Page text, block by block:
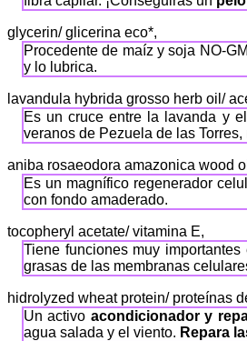
glycerin/ glicerina eco*,
Procedente de maíz y soja NO-
y lo lubrica.
lavandula hybrida grosso herb oil/
Es un cruce entre la lavanda y
veranos de Pezuela de las
aniba rosaeodora amazonica wood
Es un magnífico regenerador
con fondo amaderado.
tocopheryl acetate/ vitamina E,
Tiene funciones muy
grasas de las membranas
hidrolyzed wheat protein/ proteínas
Un activo acondicionador y
agua salada y el viento. Repara